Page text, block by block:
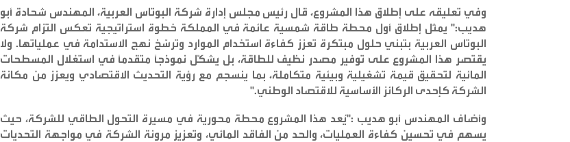
وفي تعليقه على إطلاق هذا المشروع، قال رئيس مجلس إدارة شركة البوتاس العربية، المهندس شحادة أبو
هديب:" يمثل إطلاق أول محطة طاقة شمسية عائمة في المملكة خطوة استراتيجية تعكس التزام شركة
البوتاس العربية بتبني حلول مبتكرة تعزز كفاءة استخدام الموارد وترسّخ نهج الاستدامة في عملياتها. ولا
يقتصر هذا المشروع على توفير مصدر نظيف للطاقة، بل يشكّل نموذجاً متقدماً في استغلال المسطحات
المائية لتحقيق قيمة تشغيلية وبيئية متكاملة، بما ينسجم مع رؤية التحديث الاقتصادي ويعزز من مكانة
الشركة كإحدى الركائز الأساسية للاقتصاد الوطني."
وأضاف المهندس أبو هديب :"يُعد هذا المشروع محطة محورية في مسيرة التحول الطاقي للشركة، حيث
يسهم في تحسين كفاءة العمليات، والحد من الفاقد المائي، وتعزيز مرونة الشركة في مواجهة التحديات